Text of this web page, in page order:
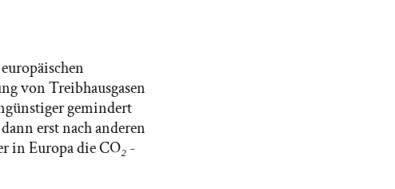
von Treibhausgasen
gemindert
erst nach anderen
in Europa die CO₂-